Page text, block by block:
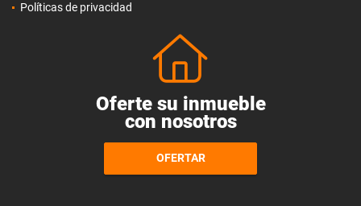
Políticas de privacidad
Oferte su inmueble
con nosotros
OFERTAR